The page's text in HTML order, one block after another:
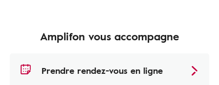
Amplifon vous accompagne
Prendre rendez-vous en ligne